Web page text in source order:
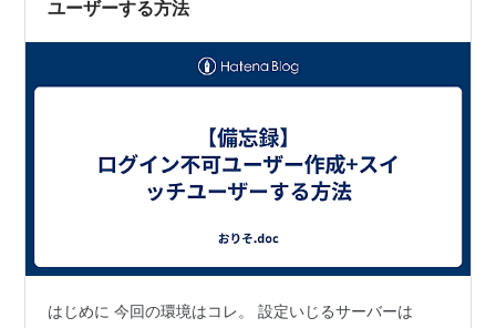
ユーザーする方法
はじめに 今回の環境はコレ。 設定いじるサーバーは